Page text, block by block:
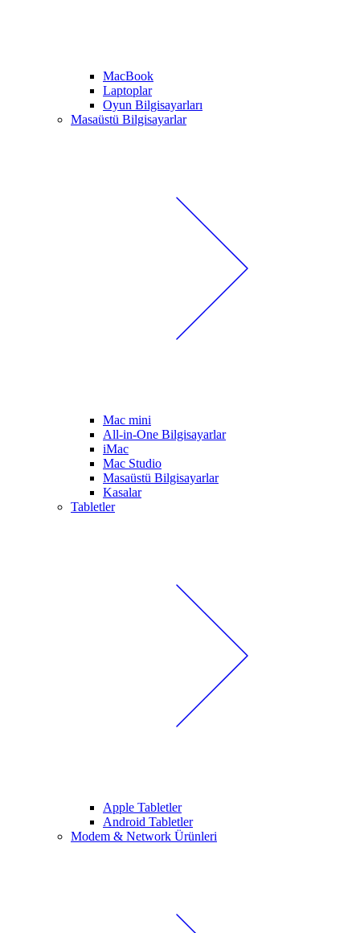
MacBook
Laptoplar
Oyun Bilgisayarları
Masaüstü Bilgisayarlar
Mac mini
All-in-One Bilgisayarlar
iMac
Mac Studio
Masaüstü Bilgisayarlar
Kasalar
Tabletler
Apple Tabletler
Android Tabletler
Modem & Network Ürünleri